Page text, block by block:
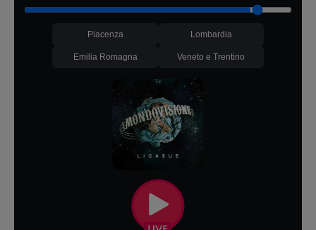
Piacenza Lombardia
Emilia Romagna Veneto e Trentino